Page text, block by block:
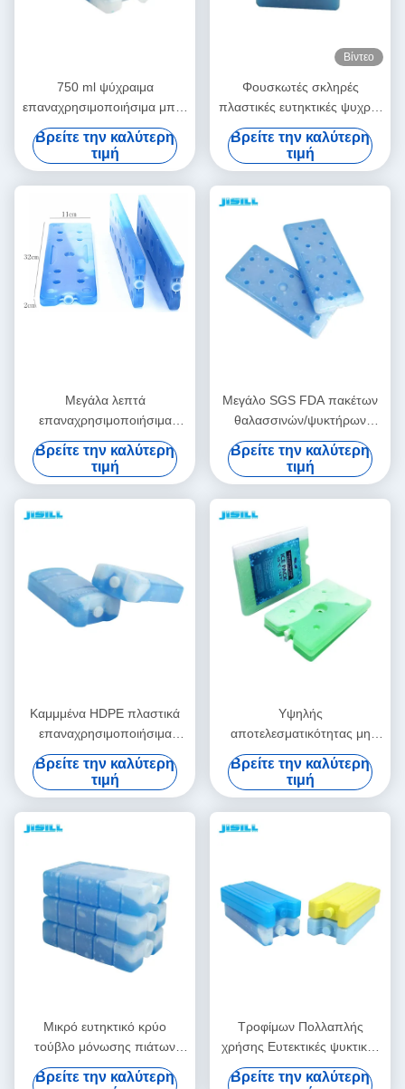
750 ml ψύχραιμα
επαναχρησιμοποιήσιμα μπλε
τζελ ευτεξικά ψυγεία για
φρεσκάδα και διατήρηση
τροφίμων με SAP
Βρείτε την καλύτερη
τιμή
Βίντεο
Φουσκωτές σκληρές
πλαστικές ευτηκτικές ψυχρές
πλάκες, ευτηκτικές πλάκες
καταψύκτη
Βρείτε την καλύτερη
τιμή
Μεγάλα λεπτά
επαναχρησιμοποιήσιμα
πακέτα πάγου πηκτωμάτων
ψυκτήρων υγείας για τα
θαλασσινά Transportion
δοχείων ψύξης
Βρείτε την καλύτερη
τιμή
Μεγάλο SGS FDA πακέτων
θαλασσινών/ψυκτήρων
ευτηκτικών κρύων πιάτων
σοκολατών εγκρίνει
Βρείτε την καλύτερη
τιμή
Καμμμένα HDPE πλαστικά
επαναχρησιμοποιήσιμα
πακέτα ψυκτήρων για τα
δοχεία ψύξης 14.3*7.7*3.8cm
μέγεθος
Βρείτε την καλύτερη
τιμή
Υψηλής
αποτελεσματικότητας μη
τοξική παγοθήκη ιατρικής
χρήσης 1000 ml για ψυγείο
Βρείτε την καλύτερη
τιμή
Μικρό ευτηκτικό κρύο
τούβλο μόνωσης πιάτων
επαναχρησιμοποιήσιμο για
Βρείτε την καλύτερη
Τροφίμων Πολλαπλής
χρήσης Ευτεκτικές ψυκτικές
πλάκες
Βρείτε την καλύτερη